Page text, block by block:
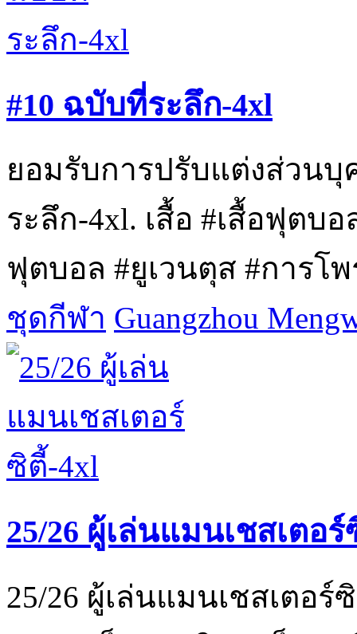
#10 ฉบับที่ระลึก-4xl
ยอมรับการปรับแต่งส่วนบุ
ระลึก-4xl. เสื้อ #เสื้อฟุตบ
ฟุตบอล #ยูเวนตุส #การโพ
ชุดกีฬา Guangzhou
25/26 ผู้เล่นแมนเชสเตอ
25/26 ผู้เล่นแมนเชสเตอ